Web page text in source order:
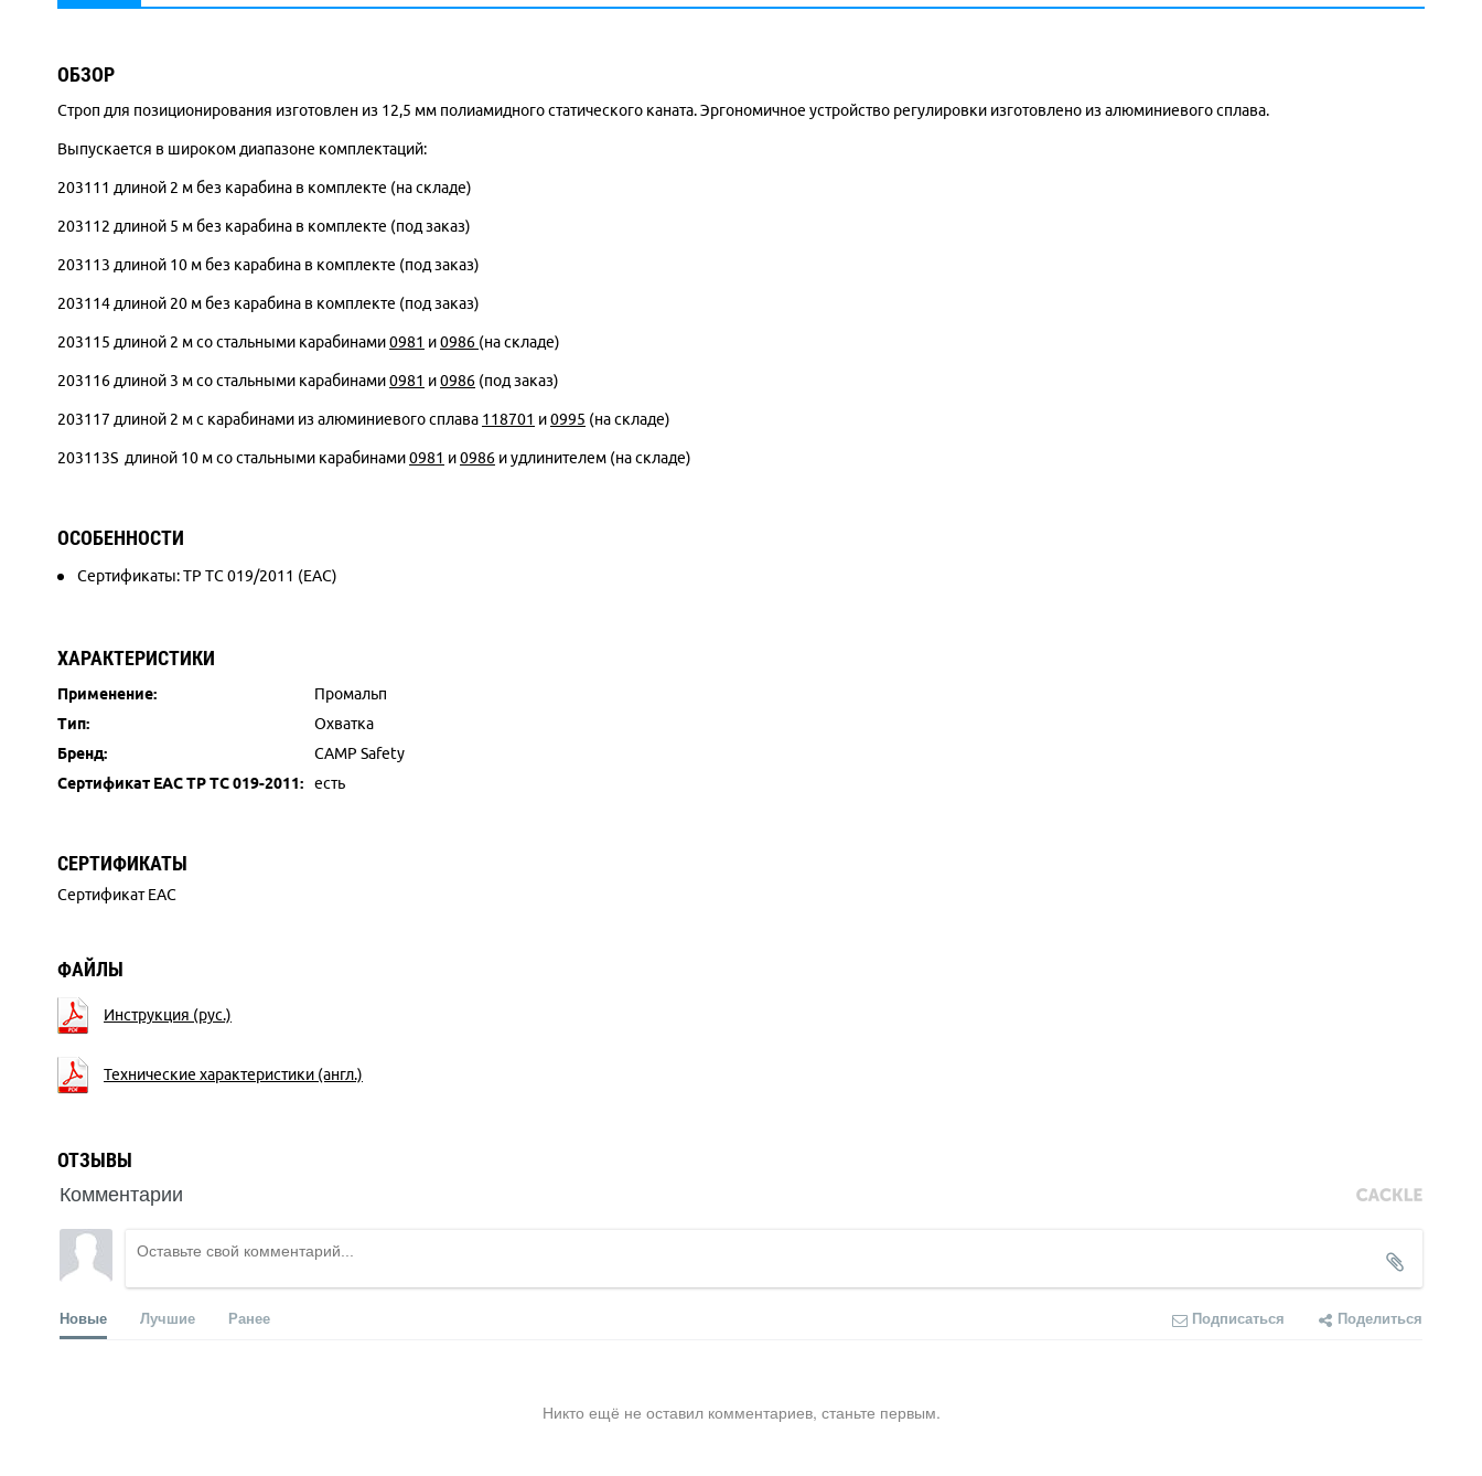
ОБЗОР
Строп для позиционирования изготовлен из 12,5 мм полиамидного статического каната. Эргономичное устройство регулировки изготовлено из алюминиевого сплава.
Выпускается в широком диапазоне комплектаций:
203111 длиной 2 м без карабина в комплекте (на складе)
203112 длиной 5 м без карабина в комплекте (под заказ)
203113 длиной 10 м без карабина в комплекте (под заказ)
203114 длиной 20 м без карабина в комплекте (под заказ)
203115 длиной 2 м со стальными карабинами0981 и0986 (на складе)
203116 длиной 3 м со стальными карабинами0981 и0986 (под заказ)
203117 длиной 2 м с карабинами из алюминиевого сплава 118701 и0995 (на складе)
203113S длиной 10 м со стальными карабинами0981 и0986 и удлинителем (на складе)
ОСОБЕННОСТИ
Сертификаты: ТР ТС 019/2011 (ЕАС)
ХАРАКТЕРИСТИКИ
Применение:
Промальп
Тип:
Охватка
Бренд:
CAMP Safety
Сертификат ЕАС ТР ТС 019-2011:
есть
СЕРТИФИКАТЫ
Сертификат EAC
ФАЙЛЫ
Инструкция (рус.)
Технические характеристики (англ.)
ОТЗЫВЫ
Комментарии
Новые Лучшие Ранее Подписаться Поделиться
Никто ещё не оставил комментариев, станьте первым.